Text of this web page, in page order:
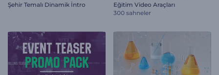
Şehir Temalı Dinamik İntro
Eğitim Video Araçları
300 sahneler